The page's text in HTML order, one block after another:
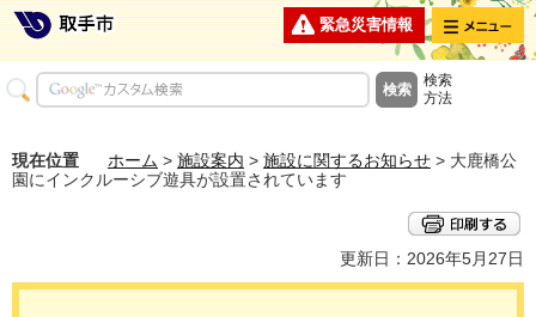
緊急災害情報 メニュー
検索
方法
現在位置 ホーム > 施設案内 > 施設に関するお知らせ > 大鹿橋公
園にインクルーシブ遊具が設置されています
更新日：2026年5月27日